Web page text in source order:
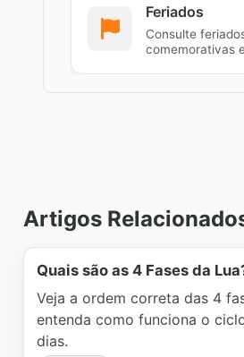
Feriados
Consulte
comemorativas
Artigos
Quais são as 4 Fases da
Veja a ordem correta das 4
entenda como funciona o
dias.